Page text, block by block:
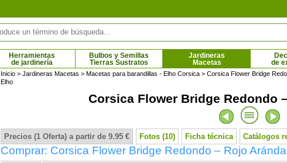
Herramientas
de jardinería
Bulbos y Semillas
Tierras Sustratos
Jardineras
Macetas
de
Romero llorón en pie
Inicio > Jardineras Macetas > Macetas para barandillas - Elho Corsica > Corsica Flower Bridge
Elho
Corsica Flower Bridge Redondo
Precios (1 Oferta) a partir de 9.95 € Fotos (10) Ficha técnica Catálogos
Comprar: Corsica Flower Bridge Redondo – Rojo